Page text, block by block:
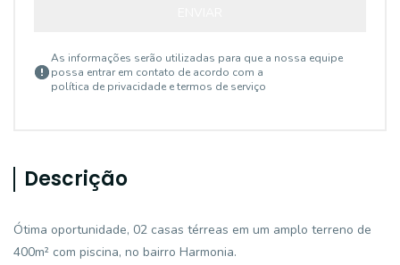
As informações serão utilizadas para que a nossa equipe
possa entrar em contato de acordo com a
política de privacidade e termos de serviço
Descrição
Ótima oportunidade, 02 casas térreas em um amplo terreno de
400m² com piscina, no bairro Harmonia.